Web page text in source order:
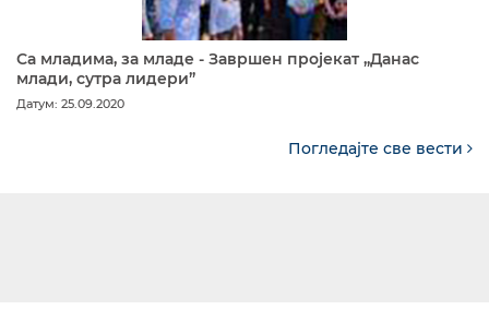
Са младима, за младе - Завршен пројекат „Данас
млади, сутра лидери”
Датум: 25.09.2020
Погледајте све вести